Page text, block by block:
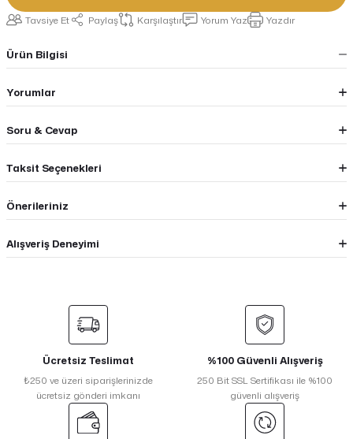
Tavsiye Et Paylaş Karşılaştır Yorum Yaz Yazdır
Ürün Bilgisi
Yorumlar
Soru & Cevap
Taksit Seçenekleri
Önerileriniz
Alışveriş Deneyimi
Ücretsiz Teslimat
₺250 ve üzeri siparişlerinizde
ücretsiz gönderi imkanı
%100 Güvenli Alışveriş
250 Bit SSL Sertifikası ile %100
güvenli alışveriş